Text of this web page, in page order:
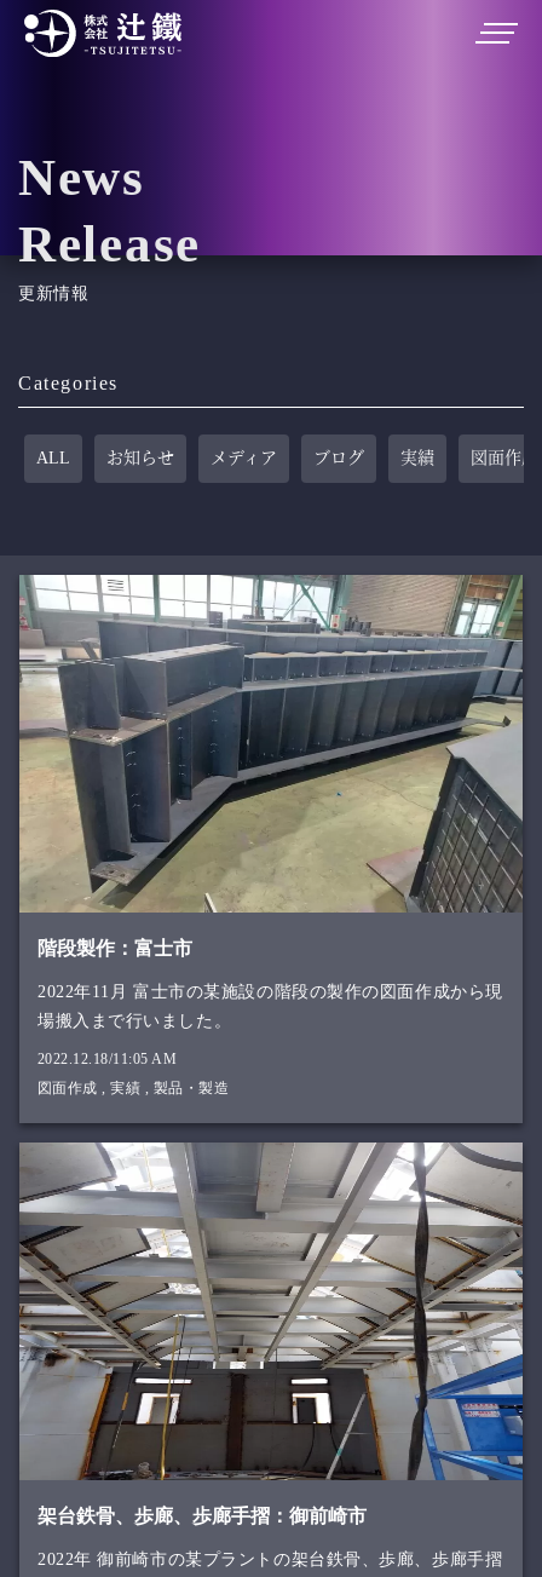
News
Release
更新情報
Categories
ALL お知らせ メディア ブログ 実績 図面作成
階段製作：富士市
2022年11月 富士市の某施設の階段の製作の図面作成から現
場搬入まで行いました。
2022.12.18/11:05 AM
図面作成 ,実績 , 製品・製造
架台鉄骨、歩廊、歩廊手摺：御前崎市
2022年 御前崎市の某プラントの架台鉄骨、歩廊、歩廊手摺